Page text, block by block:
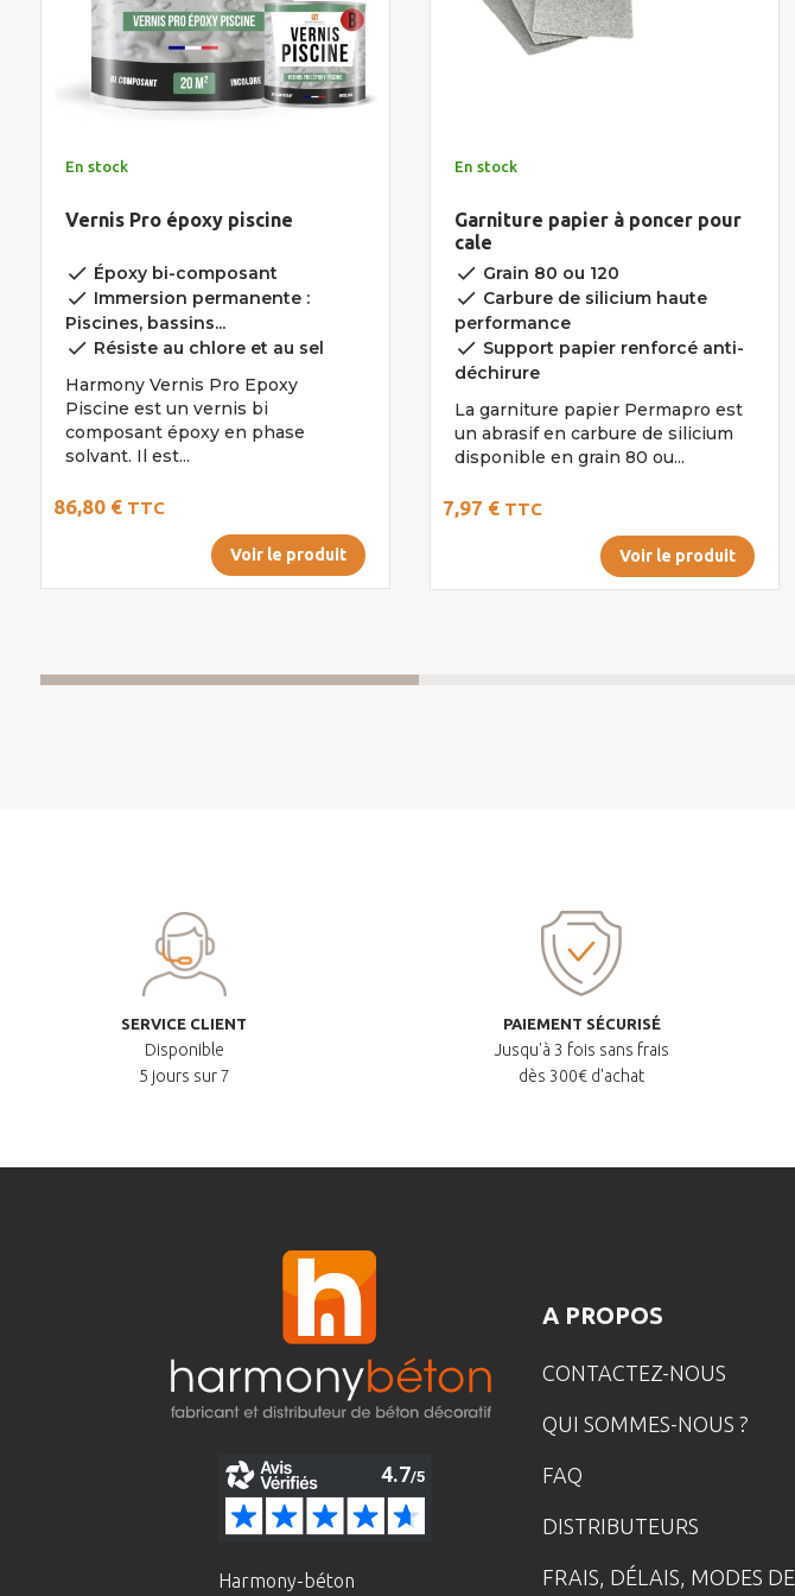
En stock
Vernis Pro époxy piscine
done Époxy bi-composant
done Immersion permanente :
Piscines, bassins...
done Résiste au chlore et au sel
Harmony Vernis Pro Epoxy
Piscine est un vernis bi
composant époxy en phase
solvant. Il est...
86,80 € TTC
Voir le produit
En stock
Garniture papier à poncer pour
cale
done Grain 80 ou 120
done Carbure de silicium haute
performance
done Support papier renforcé anti-
déchirure
La garniture papier Permapro est
un abrasif en carbure de silicium
disponible en grain 80 ou...
7,97 € TTC
Voir le produit
SERVICE CLIENT
Disponible
5 jours sur 7
PAIEMENT SÉCURISÉ
Jusqu'à 3 fois sans frais
dès 300€ d'achat
Harmony-béton
A PROPOS
CONTACTEZ-NOUS
QUI SOMMES-NOUS ?
FAQ
DISTRIBUTEURS
FRAIS, DÉLAIS, MODES DE